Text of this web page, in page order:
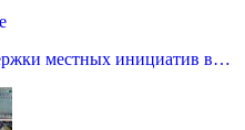
местных инициатив в…